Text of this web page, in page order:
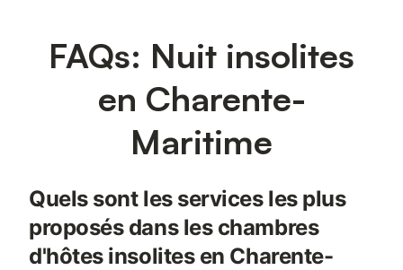
FAQs: Nuit insolites
en Charente-
Maritime
Quels sont les services les plus
proposés dans les chambres
d'hôtes insolites en Charente-